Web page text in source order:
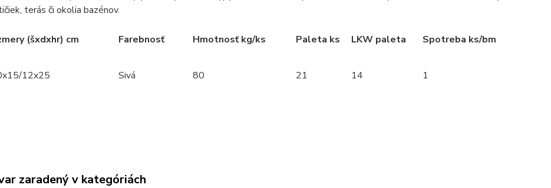
terás či okolia bazénov.
(šxdxhr) cm Farebnosť Hmotnosť kg/ks Paleta ks LKW paleta Spotreba ks/bm
12x25 Sivá 80 21 14 1
zaradený v kategóriách